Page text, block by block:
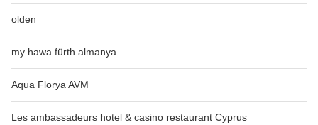
olden
my hawa fürth almanya
Aqua Florya AVM
Les ambassadeurs hotel & casino restaurant Cyprus